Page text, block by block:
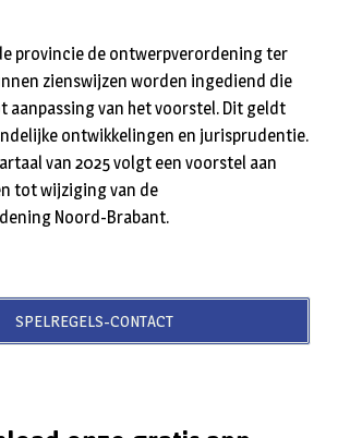
provincie de ontwerpverordening ter
zienswijzen worden ingediend die
aanpassing van het voorstel. Dit geldt
ontwikkelingen en jurisprudentie.
van 2025 volgt een voorstel aan
tot wijziging van de
Noord-Brabant.
SPELREGELS-CONTACT